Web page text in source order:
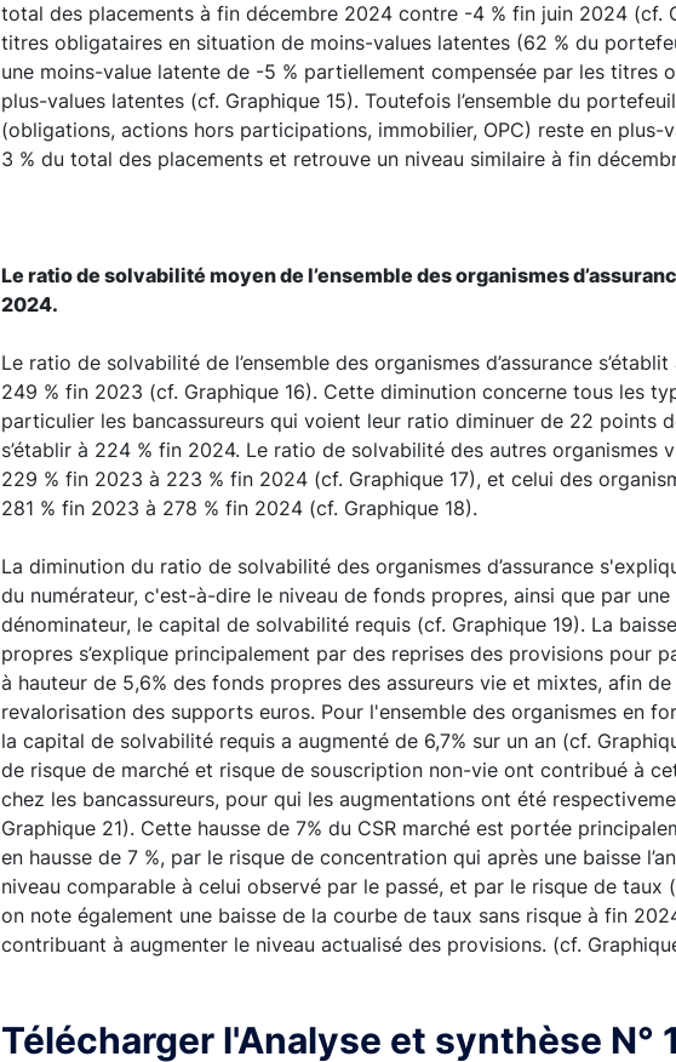
total des placements à fin décembre 2024 contre -4 % fin juin 2024 (cf.
titres obligataires en situation de moins-values latentes (62 % du
une moins-value latente de -5 % partiellement compensée par les titres
plus-values latentes (cf. Graphique 15). Toutefois l’ensemble du
(obligations, actions hors participations, immobilier, OPC) reste en plus-
3 % du total des placements et retrouve un niveau similaire à fin
Le ratio de solvabilité moyen de l’ensemble des organismes
2024.
Le ratio de solvabilité de l’ensemble des organismes d’assurance
249 % fin 2023 (cf. Graphique 16). Cette diminution concerne tous les
particulier les bancassureurs qui voient leur ratio diminuer de 22 points
s’établir à 224 % fin 2024. Le ratio de solvabilité des autres organismes
229 % fin 2023 à 223 % fin 2024 (cf. Graphique 17), et celui des
281 % fin 2023 à 278 % fin 2024 (cf. Graphique 18).
La diminution du ratio de solvabilité des organismes d’assurance
du numérateur, c'est-à-dire le niveau de fonds propres, ainsi que par une
dénominateur, le capital de solvabilité requis (cf. Graphique 19). La
propres s’explique principalement par des reprises des provisions pour
à hauteur de 5,6% des fonds propres des assureurs vie et mixtes, afin
revalorisation des supports euros. Pour l'ensemble des organismes en
la capital de solvabilité requis a augmenté de 6,7% sur un an (cf.
de risque de marché et risque de souscription non-vie ont contribué à
chez les bancassureurs, pour qui les augmentations ont été
Graphique 21). Cette hausse de 7% du CSR marché est portée
en hausse de 7 %, par le risque de concentration qui après une baisse
niveau comparable à celui observé par le passé, et par le risque de taux
on note également une baisse de la courbe de taux sans risque à fin
contribuant à augmenter le niveau actualisé des provisions. (cf.
Télécharger l'Analyse et synthèse N°